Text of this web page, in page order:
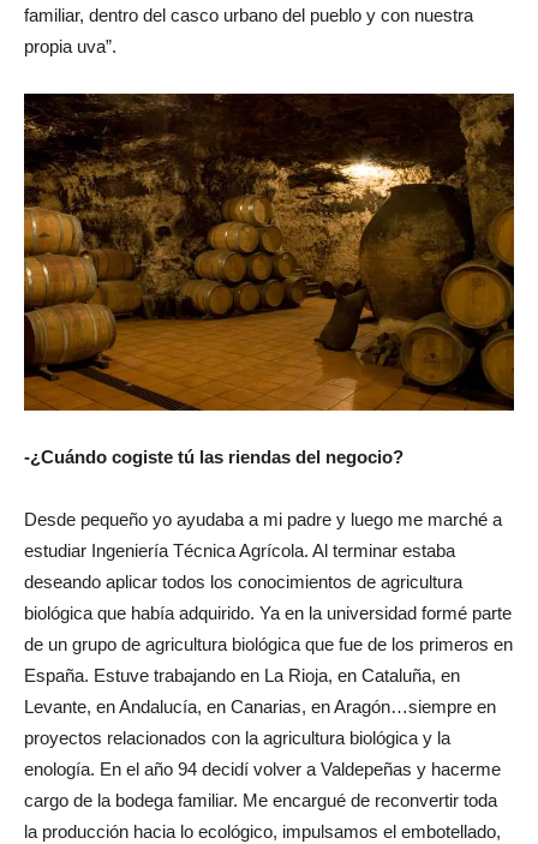
familiar, dentro del casco urbano del pueblo y con nuestra
propia uva”.
-¿Cuándo cogiste tú las riendas del negocio?
Desde pequeño yo ayudaba a mi padre y luego me marché a
estudiar Ingeniería Técnica Agrícola. Al terminar estaba
deseando aplicar todos los conocimientos de agricultura
biológica que había adquirido. Ya en la universidad formé parte
de un grupo de agricultura biológica que fue de los primeros en
España. Estuve trabajando en La Rioja, en Cataluña, en
Levante, en Andalucía, en Canarias, en Aragón…siempre en
proyectos relacionados con la agricultura biológica y la
enología. En el año 94 decidí volver a Valdepeñas y hacerme
cargo de la bodega familiar. Me encargué de reconvertir toda
la producción hacia lo ecológico, impulsamos el embotellado,